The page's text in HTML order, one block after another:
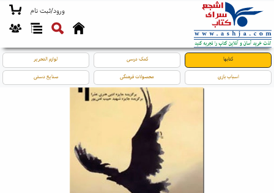
ورود/ثبت نام
کتابها کمک درسی لوازم التحریر
اسباب بازی محصولات فرهنگی صنایع دستی